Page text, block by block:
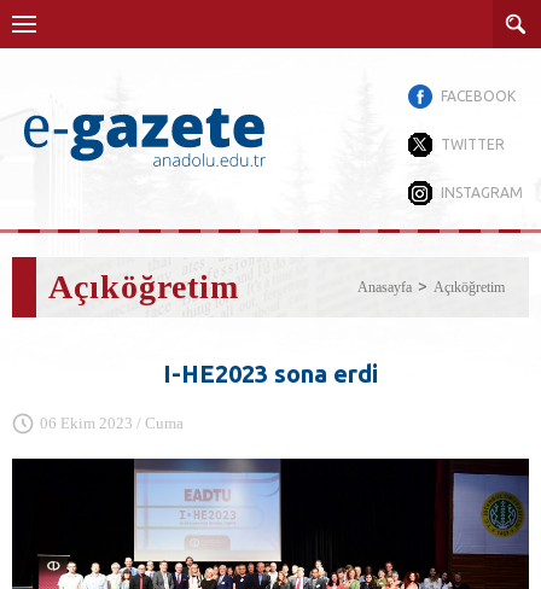
FACEBOOK
TWITTER
INSTAGRAM
Açıköğretim Anasayfa Açıköğretim
I-HE2023 sona erdi
06 Ekim 2023 / Cuma